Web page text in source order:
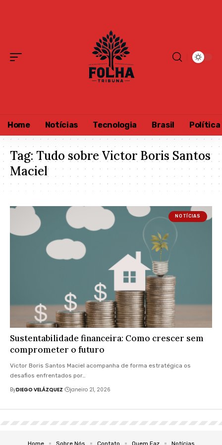
Home Notícias Tecnologia Brasil Política
Tag:Tudo sobre Victor Boris Santos
Maciel
NOTÍCIAS
Sustentabilidade financeira: Como crescer sem
comprometer o futuro
Victor Boris Santos Maciel acompanha de forma estratégica os
desafios enfrentados por…
ByDIEGO VELÁZQUEZ janeiro 21, 2026
Home Sobre Nós Contato Quem Faz Notícias